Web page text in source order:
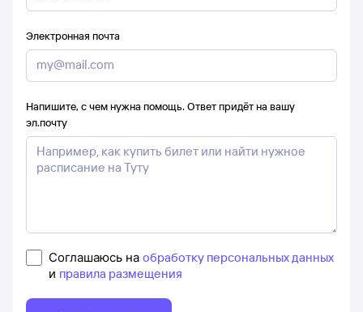
Электронная почта
Напишите, с чем нужна помощь. Ответ придёт на вашу
эл.почту
Соглашаюсь на обработку персональных данных
и правила размещения